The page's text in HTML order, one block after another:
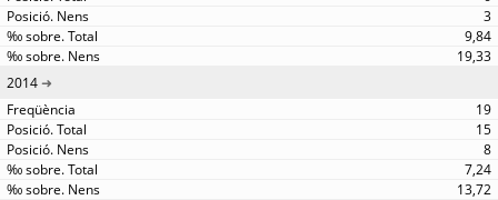
3
9,84
19,33
2014
19
15
8
7,24
13,72